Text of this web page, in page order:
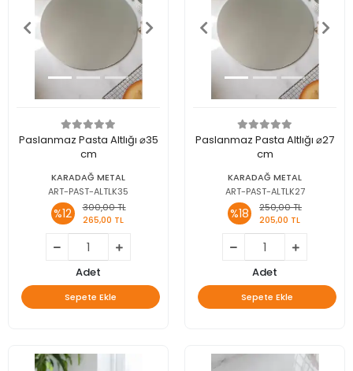
Paslanmaz Pasta Altlığı ⌀35
cm
KARADAĞ METAL
ART-PAST-ALTLK35
%12
300,00 TL
265,00 TL
Adet
Sepete Ekle
Paslanmaz Pasta Altlığı ⌀27
cm
KARADAĞ METAL
ART-PAST-ALTLK27
%18
250,00 TL
205,00 TL
Adet
Sepete Ekle